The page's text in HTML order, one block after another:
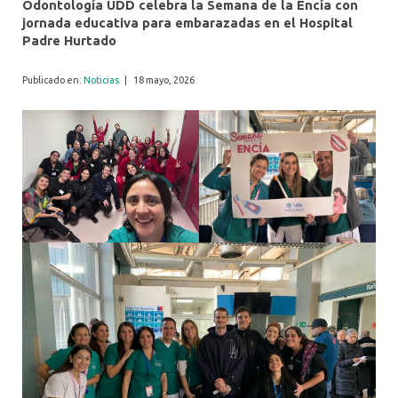
Odontología UDD celebra la Semana de la Encía con
jornada educativa para embarazadas en el Hospital
Padre Hurtado
Publicado en: Noticias 18 mayo, 2026